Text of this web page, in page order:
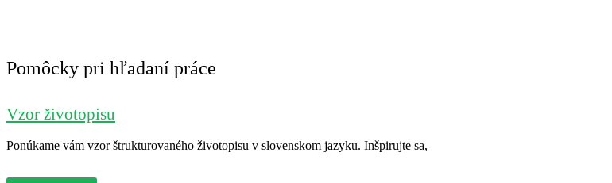
Pomôcky pri hľadaní práce
Vzor životopisu
Ponúkame vám vzor štrukturovaného životopisu v slovenskom jazyku. Inšpirujte sa,